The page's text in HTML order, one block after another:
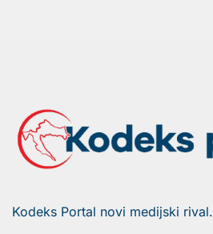
Kodeks Portal novi medijski rival.